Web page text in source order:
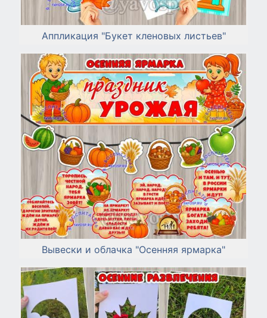
Аппликация "Букет кленовых листьев"
Вывески и облачка "Осенняя ярмарка"